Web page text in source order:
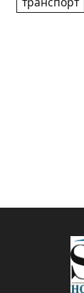
транспорт